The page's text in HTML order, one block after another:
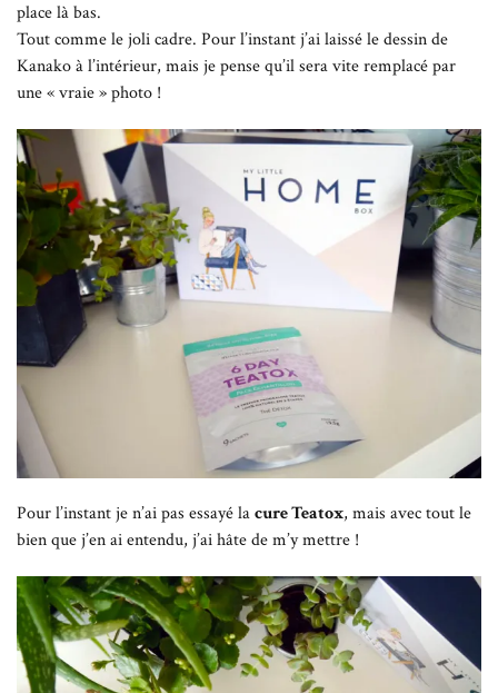
place là bas.
Tout comme le joli cadre. Pour l’instant j’ai laissé le dessin de
Kanako à l’intérieur, mais je pense qu’il sera vite remplacé par
une « vraie » photo !
Pour l’instant je n’ai pas essayé lacure Teatox, mais avec tout le
bien que j’en ai entendu, j’ai hâte de m’y mettre !